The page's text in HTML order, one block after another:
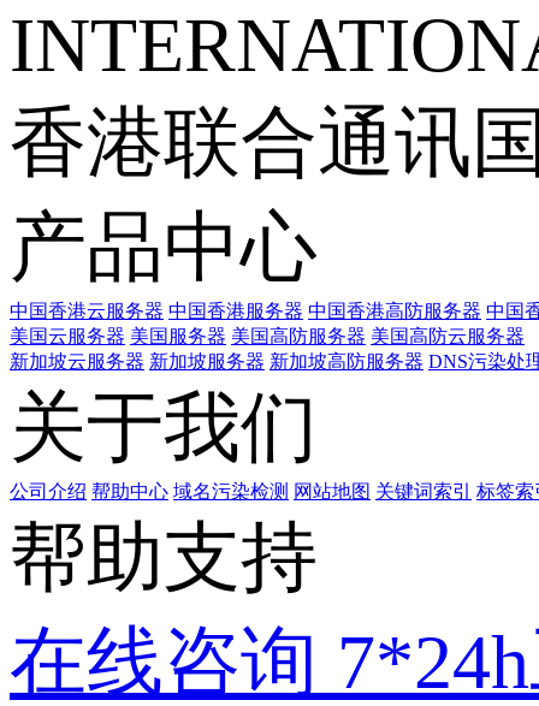
香港联合通讯
产品中心
中国香港云服务器 中国香港服务器 中国香港高防服务器 中国
美国云服务器 美国服务器 美国高防服务器 美国高防云服务器
新加坡云服务器 新加坡服务器 新加坡高防服务器 DNS污染处
关于我们
公司介绍 帮助中心 域名污染检测 网站地图 关键词索引 标签索
帮助支持
在线咨询